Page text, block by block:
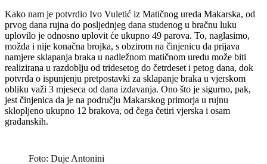
Kako nam je potvrdio Ivo Vuletić iz Matičnog ureda Makarska, od
prvog dana rujna do posljednjeg dana studenog u bračnu luku
uplovilo je odnosno uplovit će ukupno 49 parova. To, naglasimo,
možda i nije konačna brojka, s obzirom na činjenicu da prijava
namjere sklapanja braka u nadležnom matičnom uredu može biti
realizirana u razdoblju od tridesetog do četrdeset i petog dana, dok
potvrda o ispunjenju pretpostavki za sklapanje braka u vjerskom
obliku važi 3 mjeseca od dana izdavanja. Ono što je sigurno, pak,
jest činjenica da je na području Makarskog primorja u rujnu
sklopljeno ukupno 12 brakova, od čega četiri vjerska i osam
građanskih.
Foto: Duje Antonini